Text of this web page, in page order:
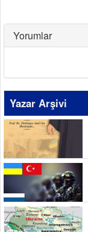
Yorumlar
Yazar Arşivi